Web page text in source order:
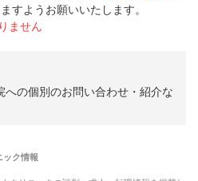
すようお願いいたします。
ません
の個別のお問い合わせ・紹介な
ック情報